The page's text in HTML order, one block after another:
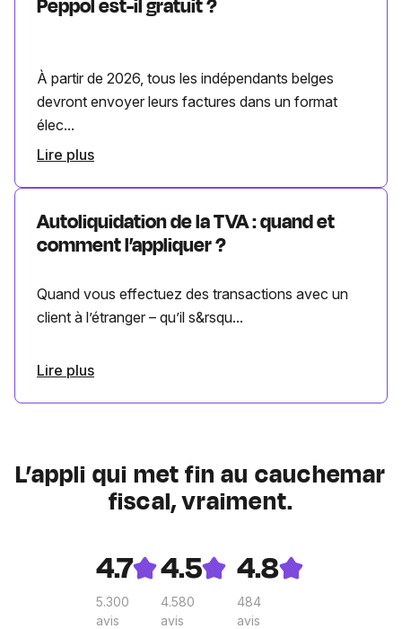
Peppol est-il gratuit ?
À partir de 2026, tous les indépendants belges
devront envoyer leurs factures dans un format
élec...
Lire plus
Autoliquidation de la TVA : quand et
comment l’appliquer ?
Quand vous effectuez des transactions avec un
client à l’étranger – qu’il s&rsqu...
Lire plus
L’appli qui met fin au cauchemar
fiscal, vraiment.
4.7
5.300
avis
4.5
4.580
avis
4.8
484
avis